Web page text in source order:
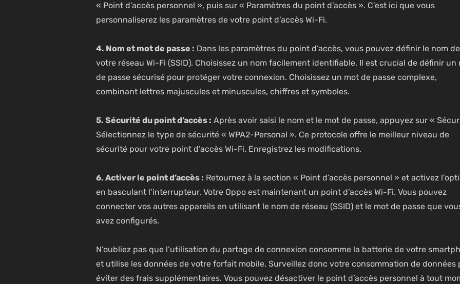
« Point d’accès personnel », puis sur « Paramètres du point d’accès ». C’est ici que vous
personnaliserez les paramètres de votre point d’accès Wi-Fi.
4. Nom et mot de passe : Dans les paramètres du point d’accès, vous pouvez définir le nom de
votre réseau Wi-Fi (SSID). Choisissez un nom facilement identifiable. Il est crucial de définir un
de passe sécurisé pour protéger votre connexion. Choisissez un mot de passe complexe,
combinant lettres majuscules et minuscules, chiffres et symboles.
5. Sécurité du point d’accès : Après avoir saisi le nom et le mot de passe, appuyez sur «
Sélectionnez le type de sécurité « WPA2-Personal ». Ce protocole offre le meilleur niveau de
sécurité pour votre point d’accès Wi-Fi. Enregistrez les modifications.
6. Activer le point d’accès : Retournez à la section « Point d’accès personnel » et activez
en basculant l’interrupteur. Votre Oppo est maintenant un point d’accès Wi-Fi. Vous pouvez
connecter vos autres appareils en utilisant le nom de réseau (SSID) et le mot de passe que
avez configurés.
N’oubliez pas que l’utilisation du partage de connexion consomme la batterie de votre
et utilise les données de votre forfait mobile. Surveillez donc votre consommation de données
éviter des frais supplémentaires. Vous pouvez désactiver le point d’accès personnel à tout